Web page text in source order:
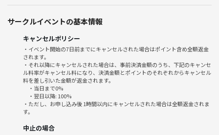
・現地のBAR集合（19:45目安）
・20:00から乾杯＆ケーキパーティ開始
・22:00パーティ終了＆現地解散
🌱サークルの雰囲気
・初参加・おひとり参加でも安心のアットホームな雰囲気🌿
・「ケーキの話題で自然と打ち解けられる」と好評！
・楽しい時間・新しい交流・味わいの発見…みんなでシェアしましょう
・ゆっくりした空気なので、じっくりおしゃべりも◎
⚠️注意事項⚠️
サークルイベントの基本情報
キャンセルポリシー
・イベント開始の7日前までにキャンセルされた場合はポイント含め全額返金
されます。
・それ以降にキャンセルされた場合は、事前決済金額のうち、下記のキャンセ
ル料率がキャンセル料になり、決済金額とポイントのそれぞれからキャンセル
料を差し引いた金額が返金されます。
・当日まで0%
・翌日以降: 100%
・ただし、お申し込み後 1時間以内にキャンセルされた場合は全額返金されま
す。
中止の場合